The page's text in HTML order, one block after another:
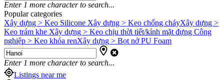
Enter 1 more character to search...
Popular categories
Xây dựng > Keo Silicone Xây dựng > Keo chống cháyXây dựng >
Keo trám khe Xây dựng > Keo chịu thời tiết/kính mặt đựng Công
nghiệp > Keo khóa renXây dựng > Bọt nở PU Foam
Enter 1 more character to search...
Listings near me